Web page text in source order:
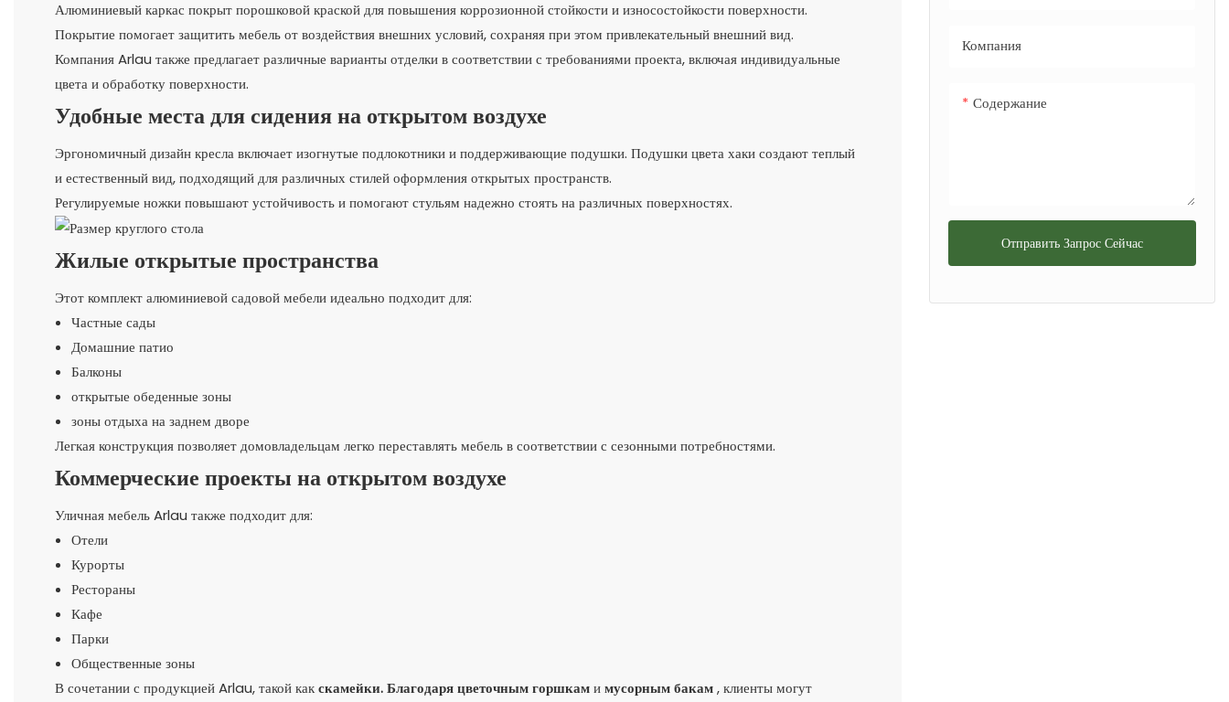
Алюминиевый каркас покрыт порошковой краской для повышения коррозионной стойкости и износостойкости поверхности.
Покрытие помогает защитить мебель от воздействия внешних условий, сохраняя при этом привлекательный внешний вид.
Компания Arlau также предлагает различные варианты отделки в соответствии с требованиями проекта, включая индивидуальные
цвета и обработку поверхности.
Удобные места для сидения на открытом воздухе
Эргономичный дизайн кресла включает изогнутые подлокотники и поддерживающие подушки. Подушки цвета хаки создают теплый
и естественный вид, подходящий для различных стилей оформления открытых пространств.
Регулируемые ножки повышают устойчивость и помогают стульям надежно стоять на различных поверхностях.
Жилые открытые пространства
Этот комплект алюминиевой садовой мебели идеально подходит для:
Частные сады
Домашние патио
Балконы
открытые обеденные зоны
зоны отдыха на заднем дворе
Легкая конструкция позволяет домовладельцам легко переставлять мебель в соответствии с сезонными потребностями.
Коммерческие проекты на открытом воздухе
Уличная мебель Arlau также подходит для:
Отели
Курорты
Рестораны
Кафе
Парки
Общественные зоны
В сочетании с продукцией Arlau, такой какскамейки.Благодаря цветочным горшкамимусорным бакам, клиенты могут
Компания
Содержание
Отправить Запрос Сейчас